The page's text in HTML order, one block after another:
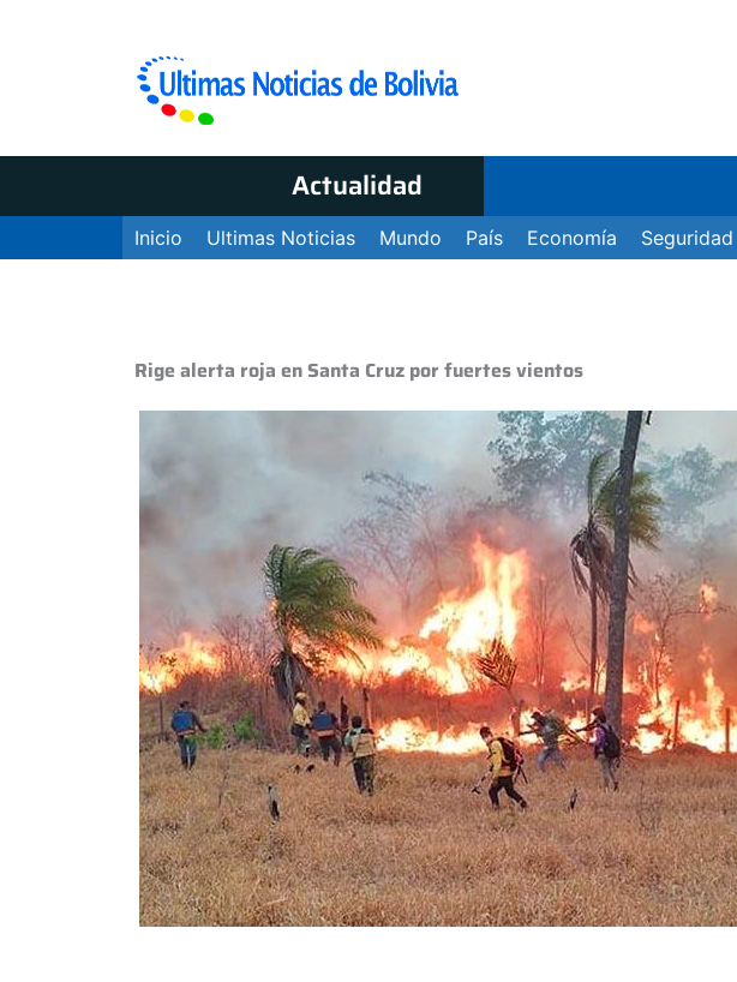
Actualidad
Inicio Ultimas Noticias Mundo País Economía Seguridad
Rige alerta roja en Santa Cruz por fuertes vientos